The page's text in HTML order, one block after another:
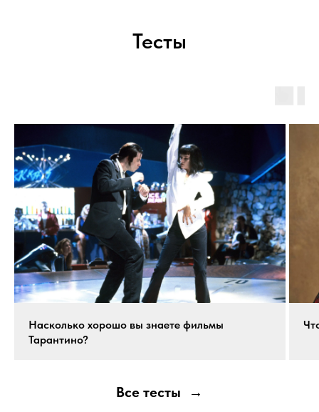
Тесты
Насколько хорошо вы знаете фильмы
Тарантино?
Все тесты